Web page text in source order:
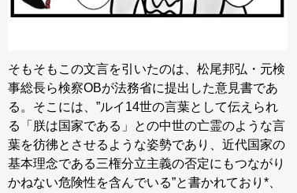
そもそもこの文言を引いたのは、松尾邦弘・元検
事総長ら検察OBが法務省に提出した意見書であ
る。そこには、”ルイ14世の言葉として伝えられ
る「朕は国家である」との中世の亡霊のような言
葉を彷彿とさせるような姿勢であり、近代国家の
基本理念である三権分立主義の否定にもつながり
かねない危険性を含んでいる”と書かれており*、